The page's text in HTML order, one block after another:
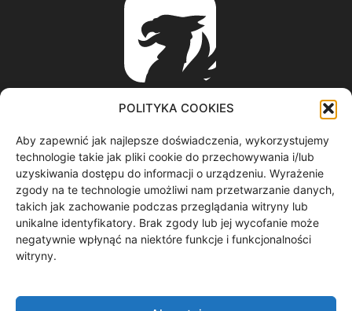
POLITYKA COOKIES
Aby zapewnić jak najlepsze doświadczenia, wykorzystujemy
technologie takie jak pliki cookie do przechowywania i/lub
uzyskiwania dostępu do informacji o urządzeniu. Wyrażenie
zgody na te technologie umożliwi nam przetwarzanie danych,
takich jak zachowanie podczas przeglądania witryny lub
unikalne identyfikatory. Brak zgody lub jej wycofanie może
negatywnie wpłynąć na niektóre funkcje i funkcjonalności
witryny.
ABOUT US
informacje z regionu / nagrania filmowe / produkcja video /
spoty reklamowe / materiały graficzne
Contact us:redakcja@gryf.tv